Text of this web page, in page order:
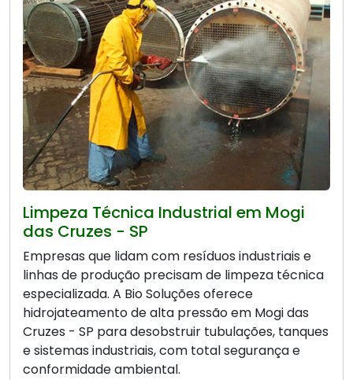
Limpeza Técnica Industrial em Mogi
das Cruzes - SP
Empresas que lidam com resíduos industriais e
linhas de produção precisam de limpeza técnica
especializada. A Bio Soluções oferece
hidrojateamento de alta pressão em Mogi das
Cruzes - SP para desobstruir tubulações, tanques
e sistemas industriais, com total segurança e
conformidade ambiental.